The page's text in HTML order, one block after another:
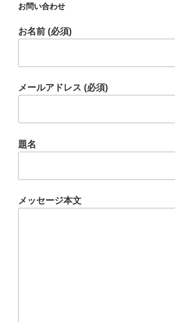
お問い合わせ
お名前 (必須)
メールアドレス (必須)
題名
メッセージ本文